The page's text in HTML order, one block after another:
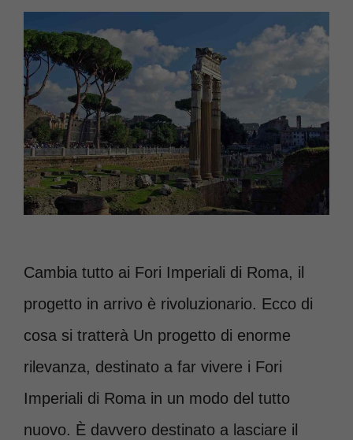
Cambia tutto ai Fori Imperiali di Roma, il
progetto in arrivo è rivoluzionario. Ecco di
cosa si tratterà Un progetto di enorme
rilevanza, destinato a far vivere i Fori
Imperiali di Roma in un modo del tutto
nuovo. È davvero destinato a lasciare il